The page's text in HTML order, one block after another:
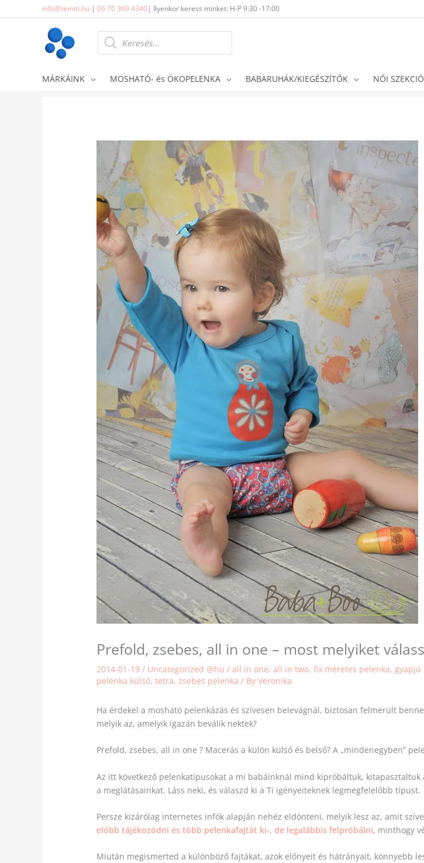
to
info@temiti.hu | 06 70 369 4340| Ilyenkor keress minket: H-P 9:30 -17:00
Products
search
MÁRKÁINK MOSHATÓ- és ÖKOPELENKA BABARUHÁK/KIEGÉSZÍTŐK NŐI SZEKCIÓ
Prefold, zsebes, all in one – most melyiket
2014-01-19/ Uncategorized @hu /all in one,all in two,fix méretes pelenka, gyapjú
pelenka külső,tetra, zsebes pelenka / ByVeronika
Ha érdekel a mosható pelenkázás és szívesen belevágnál, biztosan felmerült
melyik az, amelyik igazán beválik nektek?
Prefold, zsebes, all in one ? Macerás a külön külső és belső? A „mindenegyben”
Az itt következő pelenkatípusokat a mi babáinknál mind kipróbáltuk,
a meglátásainkat. Láss neki, és válaszd ki a Ti igényeiteknek legmegfelelőbb típust.
Persze kizárólag internetes infók alapján nehéz eldönteni, melyik lesz az, amit
előbb tájékozódni és több pelenkafajtát ki-, de legalábbis felpróbálni, minthogy
Miután megismerted a különböző fajtákat, azok előnyeit és hátrányait, könnyebb